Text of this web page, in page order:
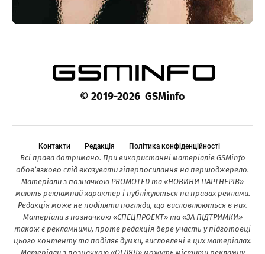
© 2019-2026 GSMinfo
Контакти Редакція Політика конфіденційності
Всі права дотримано. При використанні матеріалів GSMinfo
обов’язково слід вказувати гіперпосилання на першоджерело.
Матеріали з позначкою PROMOTED та «НОВИНИ ПАРТНЕРІВ»
мають рекламний характер і публікуються на правах реклами.
Редакція може не поділяти погляди, що висловлюються в них.
Матеріали з позначкою «СПЕЦПРОЕКТ» та «ЗА ПІДТРИМКИ»
також є рекламними, проте редакція бере участь у підготовці
цього контенту та поділяє думки, висловлені в цих матеріалах.